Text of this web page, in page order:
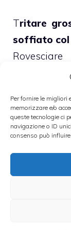
Per fornire le migliori
memorizzare e/o
queste tecnologie ci
navigazione o ID
consenso può
Tritare
soffiato col
aggiungere
Con
e disporle
forno e